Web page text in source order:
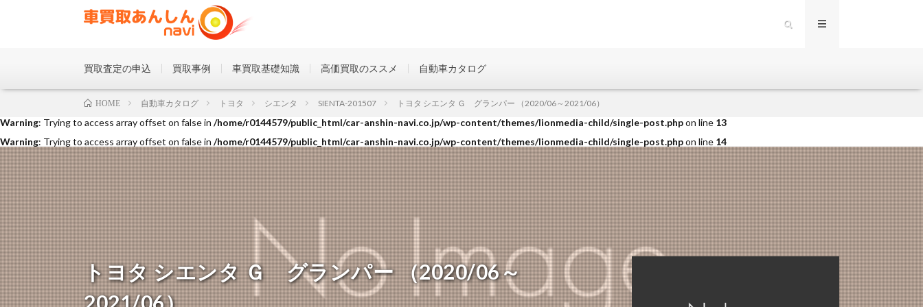
: Trying to access array offset on false in /home/r0144579/public_html/car-anshin-navi.co.jp/wp-content/themes/lionmedia-child/single-post.php
Warning: Trying to access array offset on false in /home/r0144579/public_html/car-anshin-navi.co.jp/wp-content/themes/lionmedia-child/single-post.phpon line 13
Warning: Trying to access array offset on false in /home/r0144579/public_html/car-anshin-navi.co.jp/wp-content/themes/lionmedia-child/single-post.phpon line 14
買取査定の申込 買取事例 車買取基礎知識 高価買取のススメ 自動車カタログ
トヨタ シエンタ Ｇ グランパー （2020/06～
HOME 自動車カタログ トヨタ シエンタ SIENTA-201507 トヨタ シエンタ Ｇ グランパー （2020/06～2021/06）